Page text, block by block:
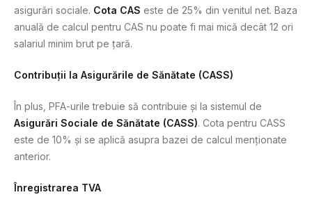
asigurări sociale. Cota CAS este de 25% din venitul net. Baza
anuală de calcul pentru CAS nu poate fi mai mică decât 12 ori
salariul minim brut pe țară.
Contribuții la Asigurările de Sănătate (CASS)
În plus, PFA-urile trebuie să contribuie și la sistemul de
Asigurări Sociale de Sănătate (CASS). Cota pentru CASS
este de 10% și se aplică asupra bazei de calcul menționate
anterior.
Înregistrarea TVA